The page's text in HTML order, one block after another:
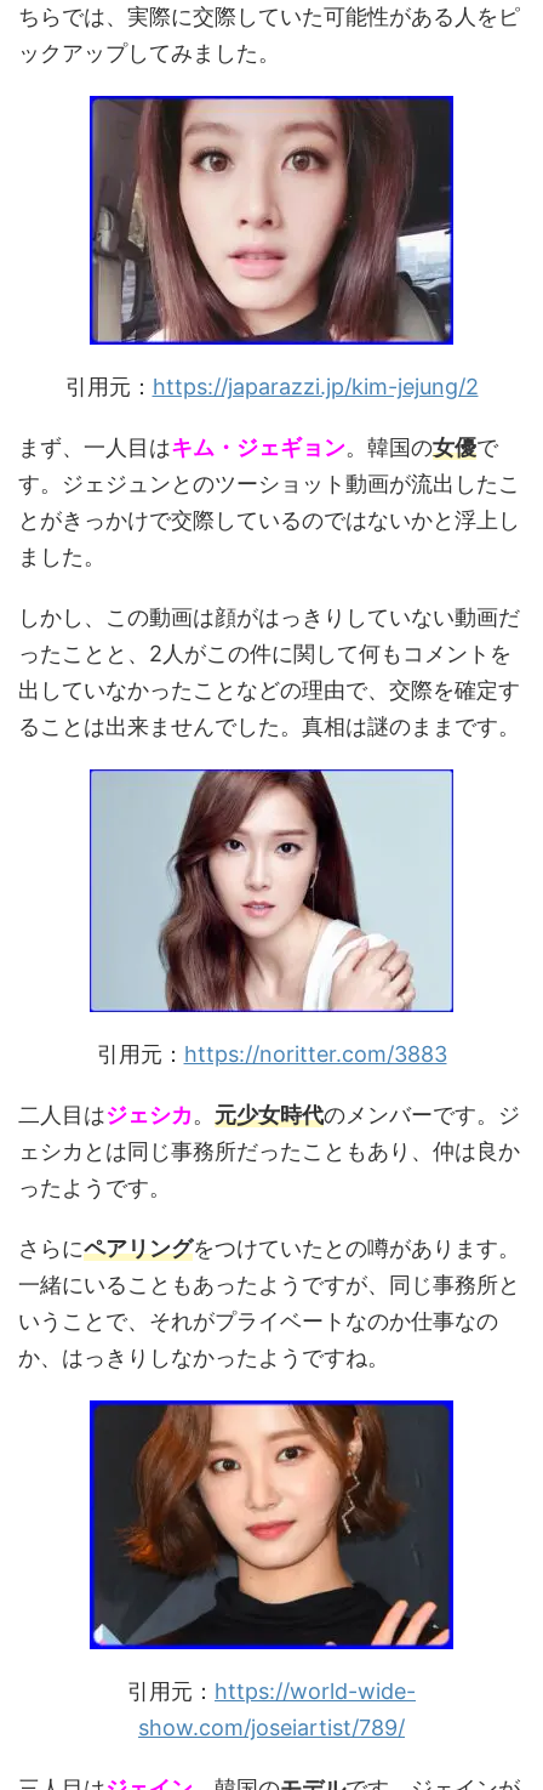
ちらでは、実際に交際していた可能性がある人をピ
ックアップしてみました。
引用元： https://japarazzi.jp/kim-jejung/2
まず、一人目はキム・ジェギョン。韓国の女優で
す。ジェジュンとのツーショット動画が流出したこ
とがきっかけで交際しているのではないかと浮上し
ました。
しかし、この動画は顔がはっきりしていない動画だ
ったことと、2人がこの件に関して何もコメントを
出していなかったことなどの理由で、交際を確定す
ることは出来ませんでした。真相は謎のままです。
引用元： https://noritter.com/3883
二人目はジェシカ。 元少女時代のメンバーです。ジ
ェシカとは同じ事務所だったこともあり、仲は良か
ったようです。
さらにペアリングをつけていたとの噂があります。
一緒にいることもあったようですが、同じ事務所と
いうことで、それがプライベートなのか仕事なの
か、はっきりしなかったようですね。
引用元： https://world-wide-
show.com/joseiartist/789/